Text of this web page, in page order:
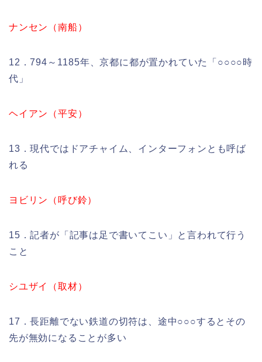
ナンセン（南船）
12．794～1185年、京都に都が置かれていた「○○○○時
代」
ヘイアン（平安）
13．現代ではドアチャイム、インターフォンとも呼ば
れる
ヨビリン（呼び鈴）
15．記者が「記事は足で書いてこい」と言われて行う
こと
シユザイ（取材）
17．長距離でない鉄道の切符は、途中○○○するとその
先が無効になることが多い